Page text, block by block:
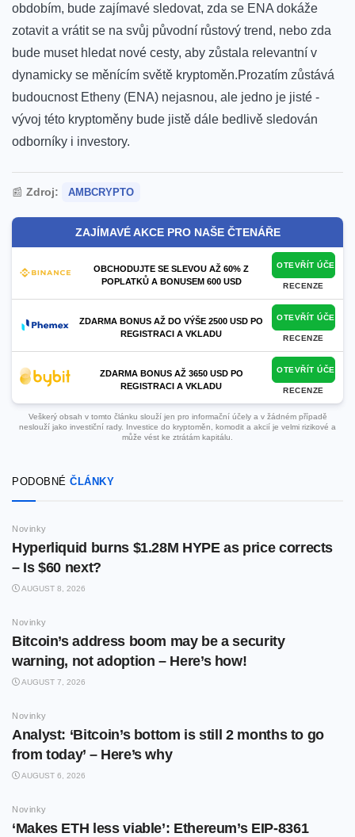
obdobím, bude zajímavé sledovat, zda se ‍ENA dokáže
zotavit a vrátit⁢ se ​na svůj původní růstový trend, nebo zda
bude muset hledat ⁤nové cesty, aby zůstala relevantní v
dynamicky se měnícím světě kryptoměn.Prozatím zůstává
⁤budoucnost ​Etheny (ENA) nejasnou, ale jedno je jisté -‍
vývoj této kryptoměny bude jistě dále bedlivě sledován
odborníky i investory.
📰 Zdroj: AMBCRYPTO
ZAJÍMAVÉ AKCE PRO NAŠE ČTENÁŘE
OBCHODUJTE SE SLEVOU AŽ 60% Z
POPLATKŮ A BONUSEM 600 USD
OTEVŘÍT ÚČET
RECENZE
ZDARMA BONUS AŽ DO VÝŠE 2500 USD PO
REGISTRACI A VKLADU
OTEVŘÍT ÚČET
RECENZE
ZDARMA BONUS AŽ 3650 USD PO
REGISTRACI A VKLADU
OTEVŘÍT ÚČET
RECENZE
Veškerý obsah v tomto článku slouží jen pro informační účely a v žádném případě
neslouží jako investiční rady. Investice do kryptoměn, komodit a akcií je velmi rizikové a
může vést ke ztrátám kapitálu.
PODOBNÉ ČLÁNKY
Novinky
Hyperliquid burns $1.28M HYPE as price corrects
– Is $60 next?
AUGUST 8, 2026
Novinky
Bitcoin’s address boom may be a security
warning, not adoption – Here’s how!
AUGUST 7, 2026
Novinky
Analyst: ‘Bitcoin’s bottom is still 2 months to go
from today’ – Here’s why
AUGUST 6, 2026
Novinky
‘Makes ETH less viable’: Ethereum’s EIP-8361